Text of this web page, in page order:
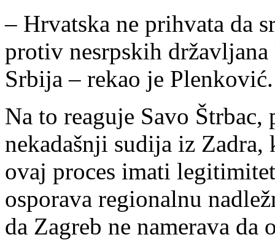
– Hrvatska ne prihvata da
protiv nesrpskih
Srbija – rekao je Plenković.
Na to reaguje Savo
nekadašnji sudija iz
ovaj proces imati
osporava regionalnu
da Zagreb ne namerava